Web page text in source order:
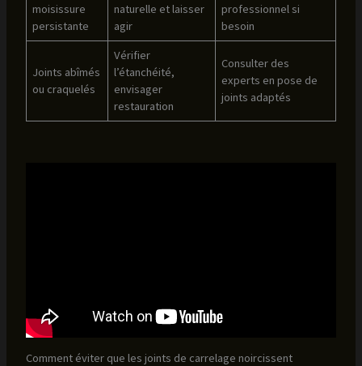
moisissure
persistante
naturelle et laisser
agir
professionnel si
besoin
Joints abîmés
ou craquelés
Vérifier
l’étanchéité,
envisager
restauration
Consulter des
experts en pose de
joints adaptés
Comment éviter que les joints de carrelage noircissent